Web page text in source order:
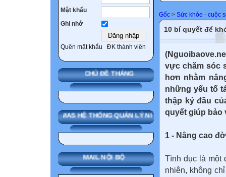
Mật khẩu
Ghi nhớ
Quên mật khẩu ĐK thành viên
CHỦ ĐỀ THÁNG
SMAS HỆ THỐNG QUẢN LÝ NHÀ TRƯỜNG
MAIL NỘI BỘ
Gốc > Sức khỏe - cuộc
10 bí quyết để
vực chăm sóc
hơn nhằm
những yếu tố
thập kỷ đầu
quyết giúp bảo
1 - Nâng cao
Tình dục là một
nhiên, không